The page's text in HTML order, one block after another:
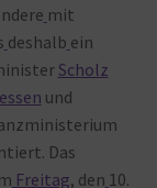
mit
deshalb ein
Scholz
und
Das
Freitag, den 10.